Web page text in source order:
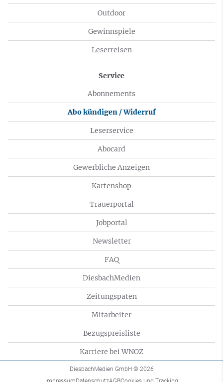
Outdoor
Gewinnspiele
Leserreisen
Service
Abonnements
Abo kündigen / Widerruf
Leserservice
Abocard
Gewerbliche Anzeigen
Kartenshop
Trauerportal
Jobportal
Newsletter
FAQ
DiesbachMedien
Zeitungspaten
Mitarbeiter
Bezugspreisliste
Karriere bei WNOZ
DiesbachMedien GmbH © 2026